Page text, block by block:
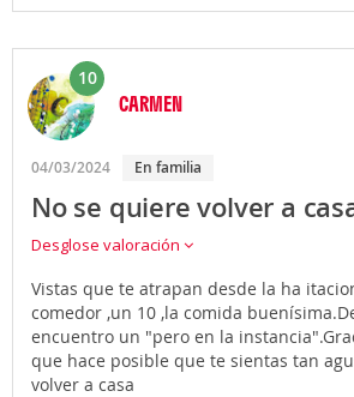
10
CARMEN
04/03/2024 En familia
No se quiere volver a
Desglose valoración
Vistas que te atrapan desde la ha
comedor ,un 10 ,la comida
encuentro un "pero en la
que hace posible que te sientas tan
volver a casa